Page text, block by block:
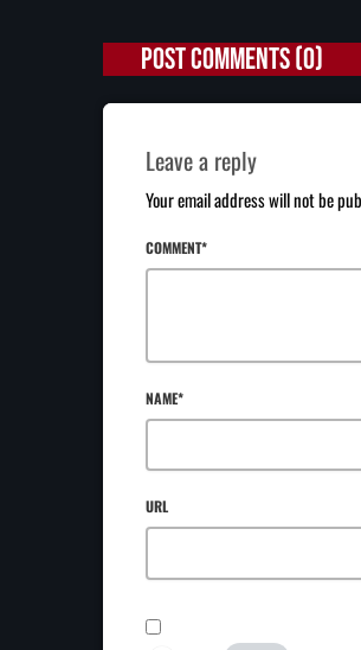
POST COMMENTS (0)
Leave a reply
Your email address will not be
COMMENT*
NAME*
URL